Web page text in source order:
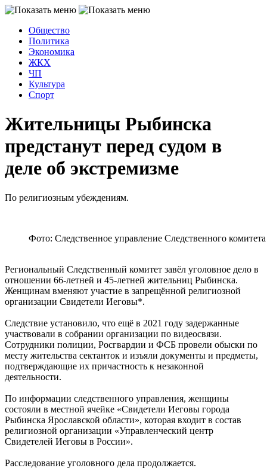
Общество
Политика
Экономика
ЖКХ
ЧП
Культура
Спорт
Жительницы Рыбинска
предстанут перед судом в
деле об экстремизме
По религиозным убеждениям.
Фото: Следственное управление Следственного
Региональный Следственный комитет завёл уголовное дело в
отношении 66-летней и 45-летней жительниц Рыбинска.
Женщинам вменяют участие в запрещённой религиозной
организации Свидетели Иеговы*.
Следствие установило, что ещё в 2021 году задержанные
участвовали в собрании организации по видеосвязи.
Сотрудники полиции, Росгвардии и ФСБ провели обыски по
месту жительства сектанток и изъяли документы и предметы,
подтверждающие их причастность к незаконной
деятельности.
По информации следственного управления, женщины
состояли в местной ячейке «Свидетели Иеговы города
Рыбинска Ярославской области», которая входит в состав
религиозной организации «Управленческий центр
Свидетелей Иеговы в России».
Расследование уголовного дела продолжается.